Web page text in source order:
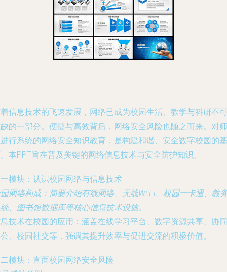
信息技术的飞速发展，网络已成为校园生活、教学与科研不可
的一部分。便捷与高效背后，网络安全风险也随之而来。对师
行系统的网络安全知识教育，是构建和谐、安全数字校园的基
本PPT旨在普及关键的网络信息技术与安全防护知识。
模块：认识校园网络与信息技术
网络构成：简要介绍有线网络、无线Wi-Fi、校园一卡通、教
、图书馆数据库等核心信息技术设施。
技术在校园的应用 ：涵盖在线学习平台、数字资源共享、协同
、校园社交等，强调其提升效率与促进交流的积极价值。
模块：直面校园网络安全风险